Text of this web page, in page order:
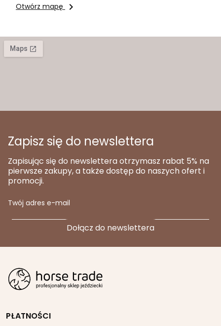
Otwórz mapę 
Zapisz się do newslettera
Zapisując się do newslettera otrzymasz rabat 5% na
pierwsze zakupy, a także dostęp do naszych ofert i
promocji.
Twój adres e-mail
PŁATNOŚCI